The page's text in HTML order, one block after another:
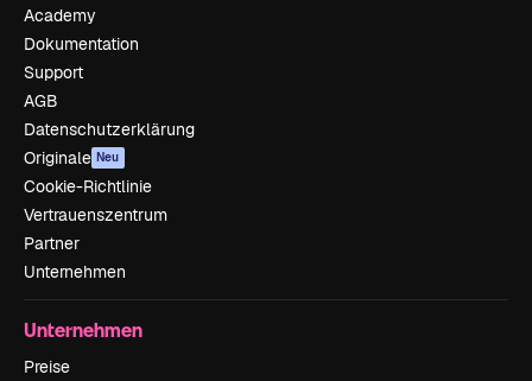
Academy
Dokumentation
Support
AGB
Datenschutzerklärung
Originale Neu
Cookie-Richtlinie
Vertrauenszentrum
Partner
Unternehmen
Unternehmen
Preise